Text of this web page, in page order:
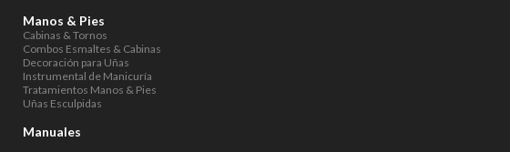
Manos & Pies
Cabinas & Tornos
Combos Esmaltes & Cabinas
Decoración para Uñas
Instrumental de Manicuría
Tratamientos Manos & Pies
Uñas Esculpidas
Manuales